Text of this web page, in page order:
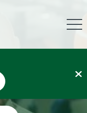
Industrie
INDUSTRIE